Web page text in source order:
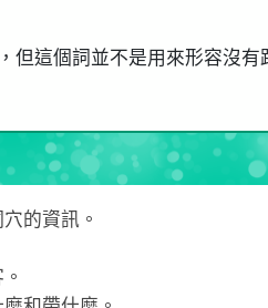
但這個詞並不是用來形容沒有
的資訊。